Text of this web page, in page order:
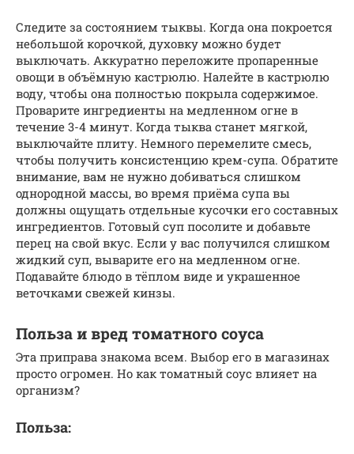
Следите за состоянием тыквы. Когда она покроется
небольшой корочкой, духовку можно будет
выключать. Аккуратно переложите пропаренные
овощи в объёмную кастрюлю. Налейте в кастрюлю
воду, чтобы она полностью покрыла содержимое.
Проварите ингредиенты на медленном огне в
течение 3-4 минут. Когда тыква станет мягкой,
выключайте плиту. Немного перемелите смесь,
чтобы получить консистенцию крем-супа. Обратите
внимание, вам не нужно добиваться слишком
однородной массы, во время приёма супа вы
должны ощущать отдельные кусочки его составных
ингредиентов. Готовый суп посолите и добавьте
перец на свой вкус. Если у вас получился слишком
жидкий суп, выварите его на медленном огне.
Подавайте блюдо в тёплом виде и украшенное
веточками свежей кинзы.
Польза и вред томатного соуса
Эта приправа знакома всем. Выбор его в магазинах
просто огромен. Но как томатный соус влияет на
организм?
Польза: